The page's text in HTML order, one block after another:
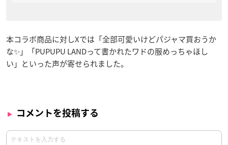
本コラボ商品に対しXでは「全部可愛いけどパジャマ買おうか
な✨」「PUPUPU LANDって書かれたワドの服めっちゃほし
い」といった声が寄せられました。
コメントを投稿する